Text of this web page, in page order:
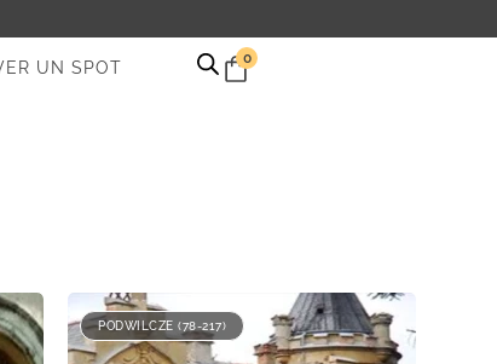
UN SPOT
0
PODWILCZE (78-217)